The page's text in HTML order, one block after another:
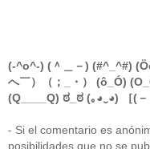
(-^o^-) (＾＿－) (#^_^#)
へ￣）（；_・） (ô_Ó)
(Q____Q) ಠ_ಠ (｡◕‿◕) ［(
- Si el comentario es
posibilidades que no se